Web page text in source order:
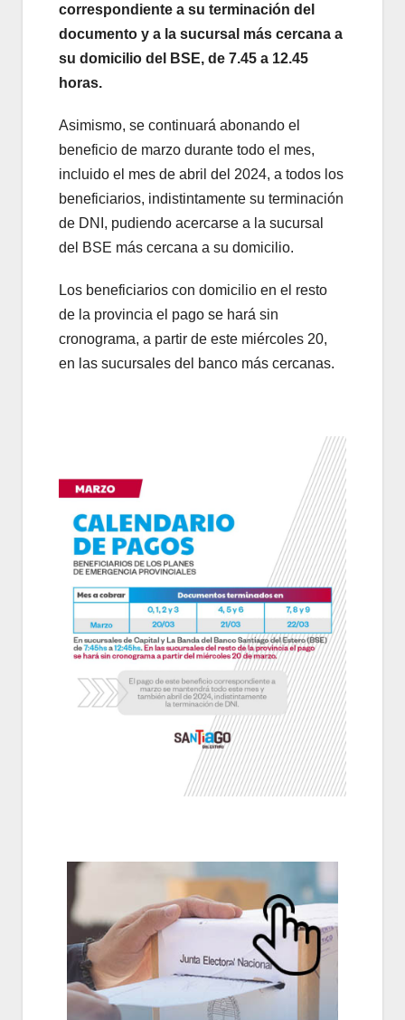
correspondiente a su terminación del
documento y a la sucursal más cercana a
su domicilio del BSE, de 7.45 a 12.45
horas.
Asimismo, se continuará abonando el
beneficio de marzo durante todo el mes,
incluido el mes de abril del 2024, a todos los
beneficiarios, indistintamente su terminación
de DNI, pudiendo acercarse a la sucursal
del BSE más cercana a su domicilio.
Los beneficiarios con domicilio en el resto
de la provincia el pago se hará sin
cronograma, a partir de este miércoles 20,
en las sucursales del banco más cercanas.